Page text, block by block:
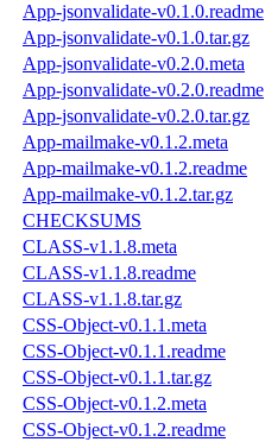
App-jsonvalidate-v0.1.0.readme
App-jsonvalidate-v0.1.0.tar.gz
App-jsonvalidate-v0.2.0.meta
App-jsonvalidate-v0.2.0.readme
App-jsonvalidate-v0.2.0.tar.gz
App-mailmake-v0.1.2.meta
App-mailmake-v0.1.2.readme
App-mailmake-v0.1.2.tar.gz
CHECKSUMS
CLASS-v1.1.8.meta
CLASS-v1.1.8.readme
CLASS-v1.1.8.tar.gz
CSS-Object-v0.1.1.meta
CSS-Object-v0.1.1.readme
CSS-Object-v0.1.1.tar.gz
CSS-Object-v0.1.2.meta
CSS-Object-v0.1.2.readme